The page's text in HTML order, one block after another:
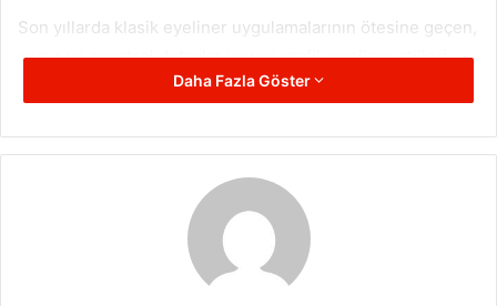
Son yıllarda klasik eyeliner uygulamalarının ötesine geçen,
cesur ve sanatsal detaylar içeren grafik eyeliner stilleri
moda dünyasının gözdesi haline geldi.
Kalın ve Grafik Eyeliner:Geleneksel ince kuyruklu
grafik eyeliner tasarımları popüler. Farklı renklerle
kombinlenerek çarpıcı görünümler elde edilebilir.
Negatif Alan Teknikleri:
Eyeliner uygulamalarında
boşluklar bırakılarak şekil verilen bu trend, modern ve
Daha Fazla Göster